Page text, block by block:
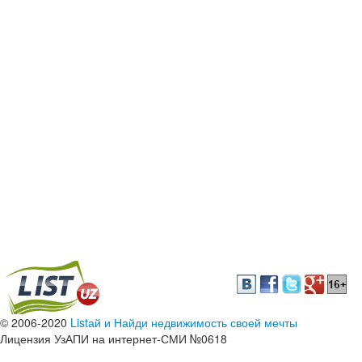
© 2006-2020 Listай и Найди недвижимость своей мечты
Лицензия УзАПИ на интернет-СМИ №0618